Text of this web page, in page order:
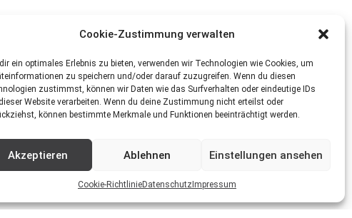
Cookie-Zustimmung verwalten
ein optimales Erlebnis zu bieten, verwenden wir Technologien wie Cookies, um
zu speichern und/oder darauf zuzugreifen. Wenn du diesen
zustimmst, können wir Daten wie das Surfverhalten oder eindeutige IDs
Website verarbeiten. Wenn du deine Zustimmung nicht erteilst oder
können bestimmte Merkmale und Funktionen beeinträchtigt werden.
Akzeptieren Ablehnen Einstellungen ansehen
Cookie-RichtlinieDatenschutzImpressum